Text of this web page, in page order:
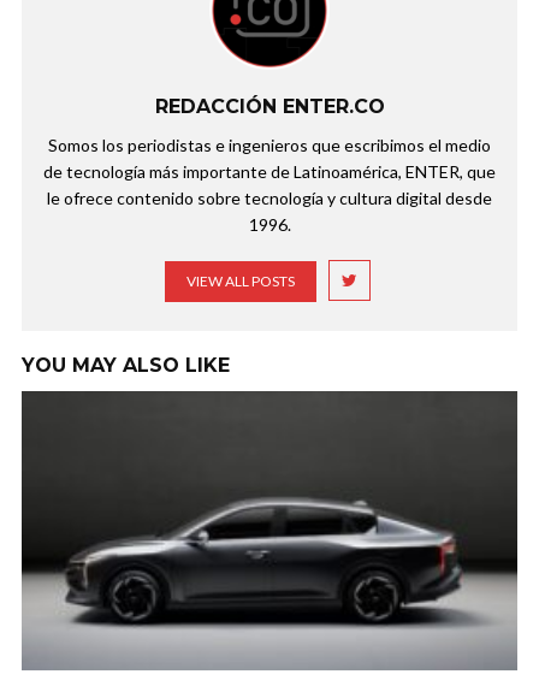
REDACCIÓN ENTER.CO
Somos los periodistas e ingenieros que escribimos el medio
de tecnología más importante de Latinoamérica, ENTER, que
le ofrece contenido sobre tecnología y cultura digital desde
1996.
VIEW ALL POSTS
YOU MAY ALSO LIKE